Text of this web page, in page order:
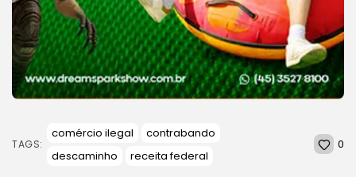
TAGS:
comércio ilegal
contrabando
descaminho
receita federal
0